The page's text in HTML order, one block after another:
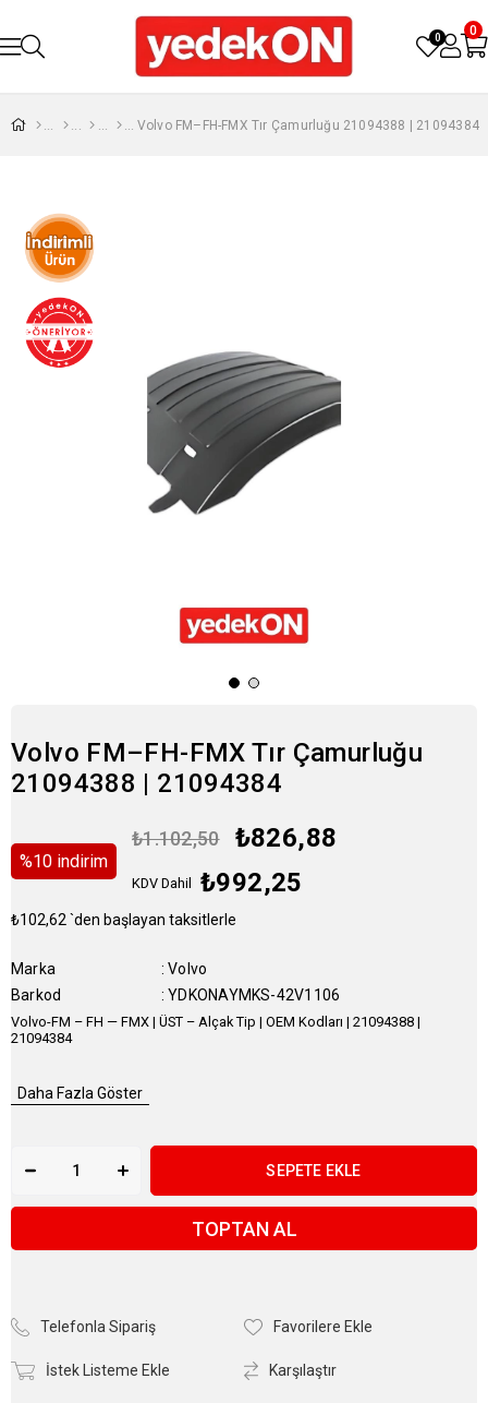
0 0
Volvo FM–FH-FMX Tır Çamurluğu 21094388 | 21094384
Volvo FM–FH-FMX Tır Çamurluğu
21094388 | 21094384
%10 i̇ndirim
₺1.102,50 ₺826,88
KDV Dahil ₺992,25
₺102,62 `den başlayan taksitlerle
Marka : Volvo
Barkod
: YDKONAYMKS-42V1106
Volvo-FM – FH — FMX | ÜST – Alçak Tip | OEM Kodları | 21094388 |
21094384
Daha Fazla Göster
TOPTAN AL
Telefonla Sipariş Favorilere Ekle
İstek Listeme Ekle Karşılaştır